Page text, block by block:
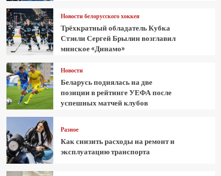
Новости белорусского хоккея
Трёхкратный обладатель Кубка
Стэнли Сергей Брылин возглавил
минское «Динамо»
Новости
Беларусь поднялась на две
позиции в рейтинге УЕФА после
успешных матчей клубов
Разное
Как снизить расходы на ремонт и
эксплуатацию транспорта